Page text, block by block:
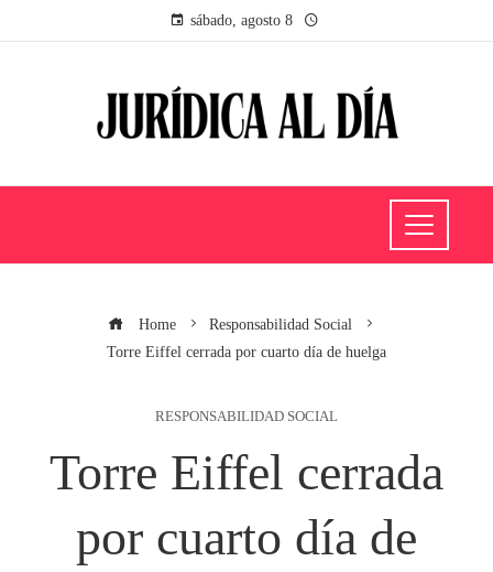
sábado, agosto 8
Home
Responsabilidad Social
Torre Eiffel cerrada por cuarto día de huelga
RESPONSABILIDAD SOCIAL
Torre Eiffel cerrada
por cuarto día de